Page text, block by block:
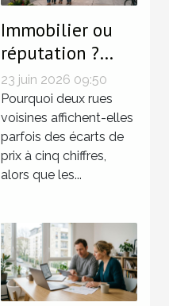
Immobilier ou
réputation ?
Quand l’image
d’un quartier
fait grimper les
prix
23 juin 2026 09:50
Pourquoi deux rues
voisines affichent-elles
parfois des écarts de
prix à cinq chiffres,
alors que les...